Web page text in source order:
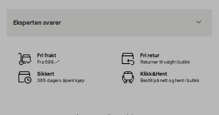
Eksperten svarer
Fri frakt
Fra 599,–*
Fri retur
Returner til valgfri butikk
Sikkert
365 dagers åpent kjøp
Klikk&Hent
Bestill på nett og hent i butikk